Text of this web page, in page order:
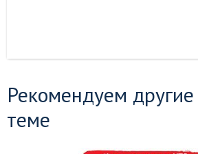
Рекомендуем другие
теме